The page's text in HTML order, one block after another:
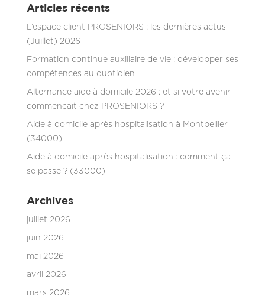
Articles récents
L’espace client PROSENIORS : les dernières actus
(Juillet) 2026
Formation continue auxiliaire de vie : développer ses
compétences au quotidien
Alternance aide à domicile 2026 : et si votre avenir
commençait chez PROSENIORS ?
Aide à domicile après hospitalisation à Montpellier
(34000)
Aide à domicile après hospitalisation : comment ça
se passe ? (33000)
Archives
juillet 2026
juin 2026
mai 2026
avril 2026
mars 2026